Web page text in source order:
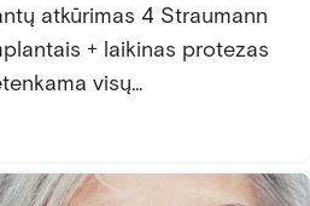
atkūrimas 4 Straumann
+ laikinas protezas
visų...